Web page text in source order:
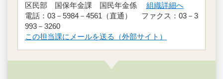
区民部 国保年金課 国民年金係 組織詳細へ
電話：03－5984－4561（直通） ファクス：03－3
993－3260
この担当課にメールを送る（外部サイト）